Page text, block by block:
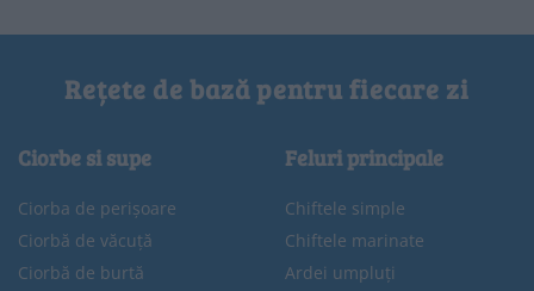
Rețete de bază pentru fiecare zi
Ciorbe si supe
Ciorba de perișoare
Ciorbă de văcuță
Ciorbă de burtă
Feluri principale
Chiftele simple
Chiftele marinate
Ardei umpluți